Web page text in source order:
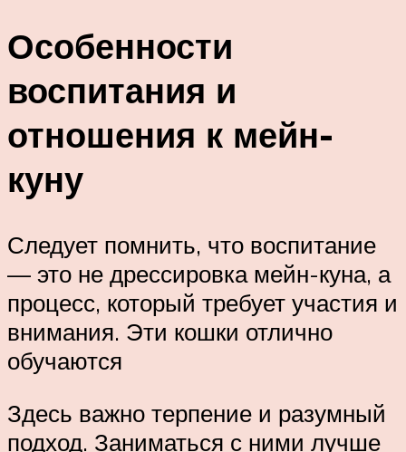
Особенности
воспитания и
отношения к мейн-
куну
Следует помнить, что воспитание
— это не дрессировка мейн-куна, а
процесс, который требует участия и
внимания. Эти кошки отлично
обучаются
Здесь важно терпение и разумный
подход. Заниматься с ними лучше